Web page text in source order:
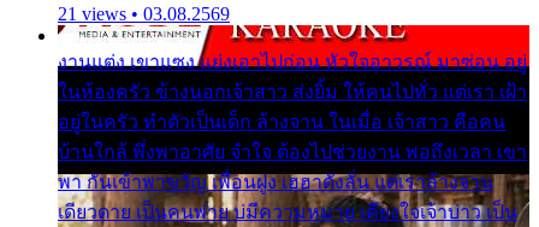
21 views • 03.08.2569
งานแต่ง เขาแซง แย่งเอาไปก่อน หัวใจอาวรณ์ มาซ่อน อยู่
ในห้องครัว ข้างนอกเจ้าสาว ส่งยิ้ม ให้คนไปทั่ว แต่เรา เฝ้า
อยู่ในครัว ทำตัวเป็นเด็ก ล้างจาน ในเมื่อ เจ้าสาว คือคน
บ้านใกล้ พึ่งพาอาศัย จำใจ ต้องไปช่วยงาน พอถึงเวลา เขา
พา กันเข้าพาขวัญ เพื่อนฝูง เฮฮาดังลั่น แต่เราล้างจาน
เดียวดาย เป็นคนพ่าย บ่มีความหมาย เคียงใจเจ้าบ่าว เป็น